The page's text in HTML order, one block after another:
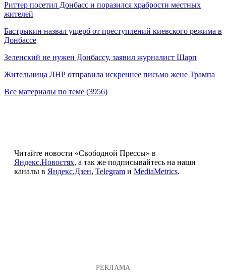
Риттер посетил Донбасс и поразился храбрости местных
жителей
Бастрыкин назвал ущерб от преступлений киевского режима в
Донбассе
Зеленский не нужен Донбассу, заявил журналист Шарп
Жительница ЛНР отправила искреннее письмо жене Трампа
Все материалы по теме (3956)
Читайте новости «Свободной Прессы» в
Яндекс.Новостях, а так же подписывайтесь на наши
каналы в Яндекс.Дзен, Telegram и MediaMetrics.